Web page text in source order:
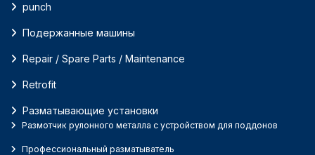
punch
Подержанные машины
Repair / Spare Parts / Maintenance
Retrofit
Разматывающие установки
Размотчик рулонного металла с устройством для поддонов
Профессиональный разматыватель